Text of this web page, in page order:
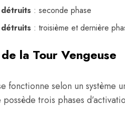
: seconde phase
: troisième et dernière
la Tour Vengeuse
fonctionne selon un
trois phases